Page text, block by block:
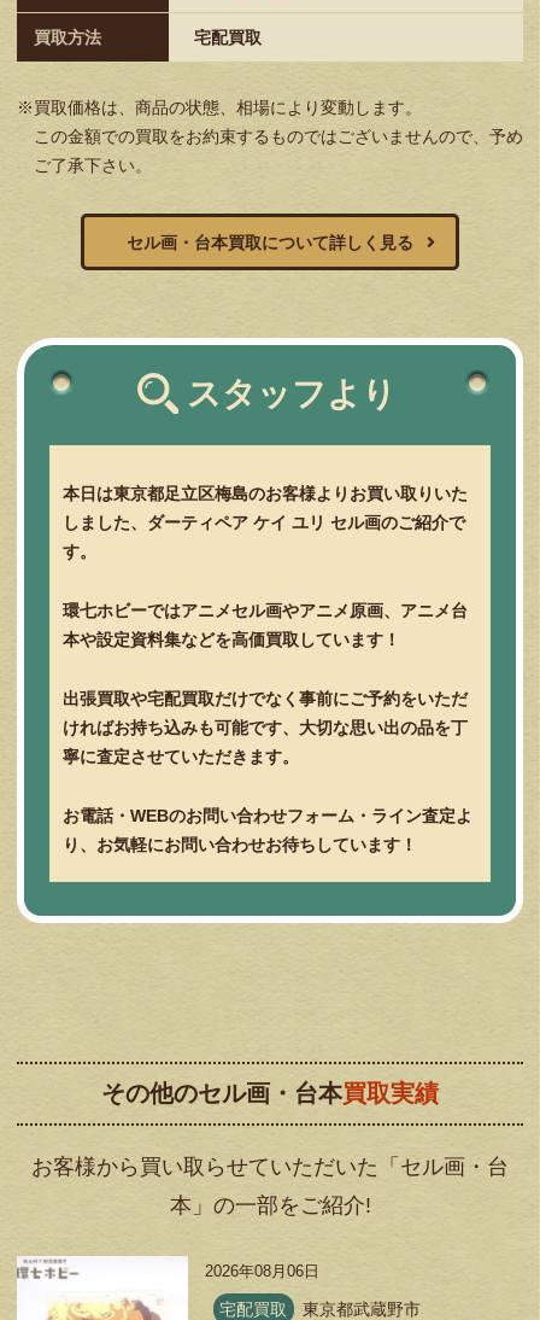
買取方法 宅配買取
※買取価格は、商品の状態、相場により変動します。
この金額での買取をお約束するものではございませんので、予め
ご了承下さい。
セル画・台本買取について詳しく見る
スタッフより
本日は東京都足立区梅島のお客様よりお買い取りいた
しました、ダーティペア ケイ ユリ セル画のご紹介で
す。
環七ホビーではアニメセル画やアニメ原画、アニメ台
本や設定資料集などを高価買取しています！
出張買取や宅配買取だけでなく事前にご予約をいただ
ければお持ち込みも可能です、大切な思い出の品を丁
寧に査定させていただきます。
お電話・WEBのお問い合わせフォーム・ライン査定よ
り、お気軽にお問い合わせお待ちしています！
その他のセル画・台本買取実績
お客様から買い取らせていただいた「セル画・台
本」の一部をご紹介!
2026年08月06日
宅配買取
東京都武蔵野市